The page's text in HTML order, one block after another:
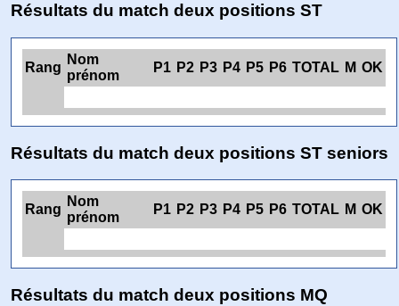
Résultats du match deux positions ST
Rang
Nom
prénom
P1 P2 P3 P4 P5 P6 TOTAL M OK
Résultats du match deux positions ST seniors
Rang
Nom
prénom
P1 P2 P3 P4 P5 P6 TOTAL M OK
Résultats du match deux positions MQ